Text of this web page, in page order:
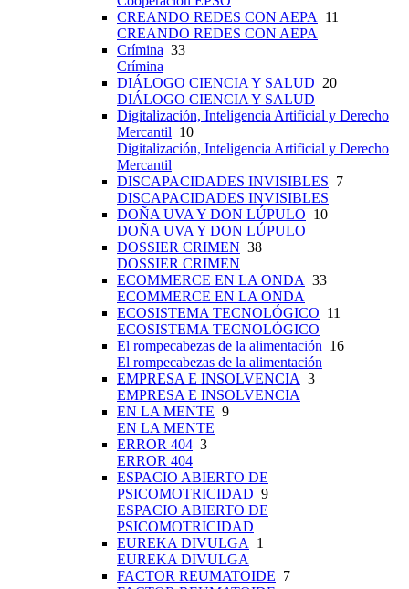
CREANDO REDES CON AEPA 11
CREANDO REDES CON AEPA
Crímina 33
Crímina
DIÁLOGO CIENCIA Y SALUD 20
DIÁLOGO CIENCIA Y SALUD
Digitalización, Inteligencia Artificial y Derecho
Mercantil 10
Digitalización, Inteligencia Artificial y Derecho
Mercantil
DISCAPACIDADES INVISIBLES 7
DISCAPACIDADES INVISIBLES
DOÑA UVA Y DON LÚPULO 10
DOÑA UVA Y DON LÚPULO
DOSSIER CRIMEN 38
DOSSIER CRIMEN
ECOMMERCE EN LA ONDA 33
ECOMMERCE EN LA ONDA
ECOSISTEMA TECNOLÓGICO 11
ECOSISTEMA TECNOLÓGICO
El rompecabezas de la alimentación 16
El rompecabezas de la alimentación
EMPRESA E INSOLVENCIA 3
EMPRESA E INSOLVENCIA
EN LA MENTE 9
EN LA MENTE
ERROR 404 3
ERROR 404
ESPACIO ABIERTO DE
PSICOMOTRICIDAD 9
ESPACIO ABIERTO DE
PSICOMOTRICIDAD
EUREKA DIVULGA 1
EUREKA DIVULGA
FACTOR REUMATOIDE 7